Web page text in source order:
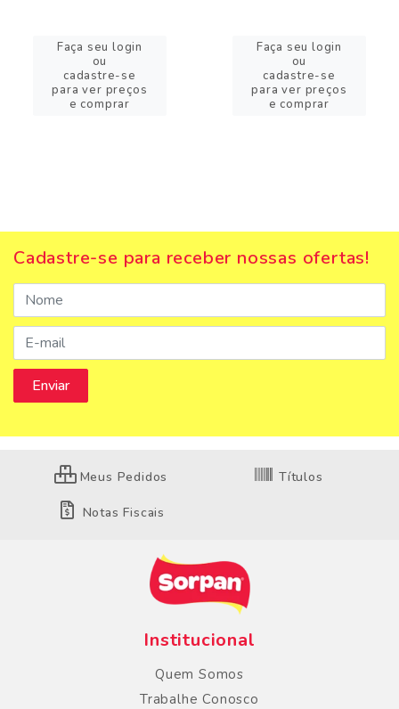
Faça seu login
ou
cadastre-se
para ver preços
e comprar
Faça seu login
ou
cadastre-se
para ver preços
e comprar
Cadastre-se para receber nossas ofertas!
Meus Pedidos Títulos
Notas Fiscais
Institucional
Quem Somos
Trabalhe Conosco